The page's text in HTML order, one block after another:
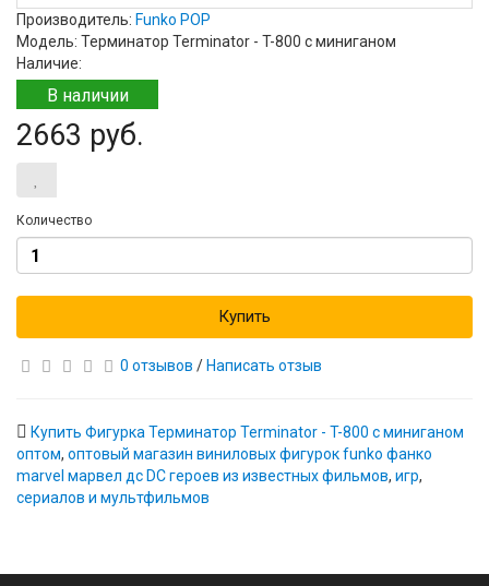
Производитель: Funko POP
Модель: Терминатор Terminator - T-800 с миниганом
Наличие:
В наличии
2663 руб.
Количество
Купить
0 отзывов / Написать отзыв
Купить Фигурка Терминатор Terminator - T-800 с миниганом
оптом, оптовый магазин виниловых фигурок funko фанко
marvel марвел дс DC героев из известных фильмов, игр,
сериалов и мультфильмов